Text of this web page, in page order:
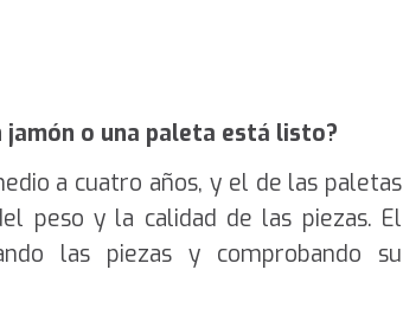
jamón o una paleta está listo?
a cuatro años, y el de las paletas
peso y la calidad de las piezas. El
las piezas y comprobando su